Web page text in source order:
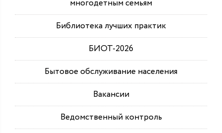
многодетным семьям
Библиотека лучших практик
БИОТ-2026
Бытовое обслуживание населения
Вакансии
Ведомственный контроль